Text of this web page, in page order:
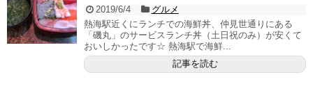
2019/6/4
グルメ
熱海駅近くにランチでの海鮮丼、仲見世通りにある
「磯丸」のサービスランチ丼（土日祝のみ）が安くて
おいしかったです☆ 熱海駅で海鮮...
記事を読む